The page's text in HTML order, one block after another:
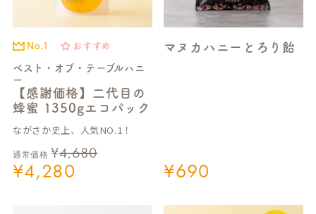
No.1 おすすめ
ベスト・オブ・テーブルハニ
ー
【感謝価格】二代目の
蜂蜜 1350gエコパック
ながさか史上、人気NO.1！
通常価格 ¥4,680
¥4,280
マヌカハニーとろり飴
¥690